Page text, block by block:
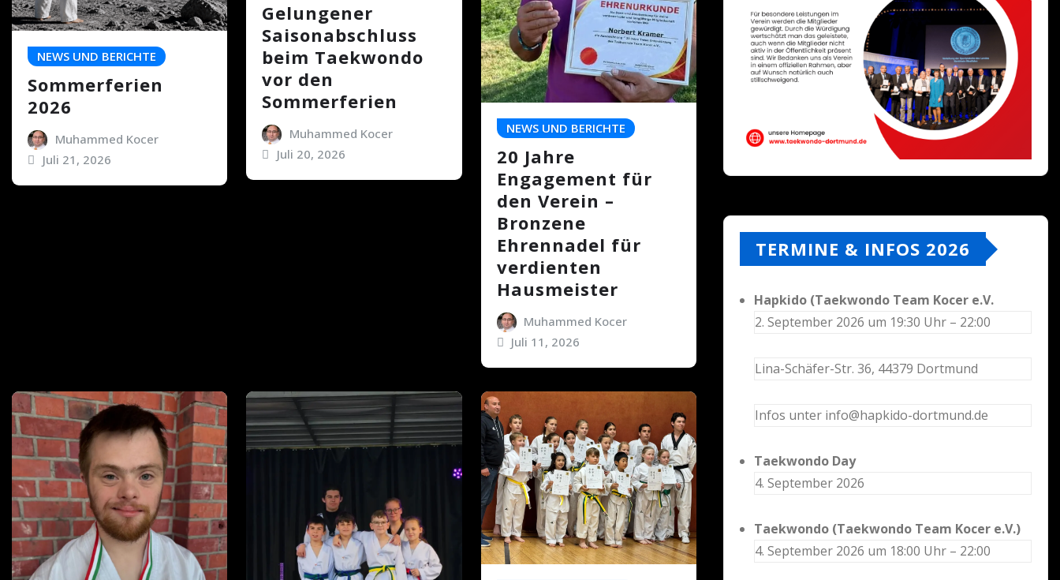
NEWS UND BERICHTE
Sommerferien
2026
Muhammed Kocer
Juli 21, 2026
Gelungener
Saisonabschluss
beim Taekwondo
vor den
Sommerferien
Muhammed Kocer
Juli 20, 2026
NEWS UND BERICHTE
20 Jahre
Engagement für
den Verein –
Bronzene
Ehrennadel für
verdienten
Hausmeister
Muhammed Kocer
Juli 11, 2026
TERMINE & INFOS 2026
Hapkido (Taekwondo Team Kocer e.V.
2. September 2026 um 19:30 Uhr – 22:00
Lina-Schäfer-Str. 36, 44379 Dortmund
Infos unter info@hapkido-dortmund.de
Taekwondo Day
4. September 2026
Taekwondo (Taekwondo Team Kocer e.V.)
4. September 2026 um 18:00 Uhr – 22:00